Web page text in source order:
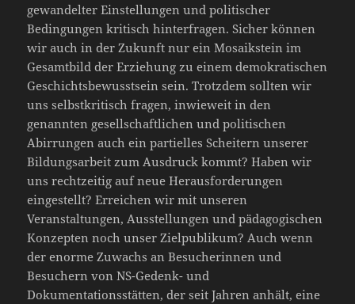
gewandelter Einstellungen und politischer
Bedingungen kritisch hinterfragen. Sicher können
wir auch in der Zukunft nur ein Mosaikstein im
Gesamtbild der Erziehung zu einem demokratischen
Geschichtsbewusstsein sein. Trotzdem sollten wir
uns selbstkritisch fragen, inwieweit in den
genannten gesellschaftlichen und politischen
Abirrungen auch ein partielles Scheitern unserer
Bildungsarbeit zum Ausdruck kommt? Haben wir
uns rechtzeitig auf neue Herausforderungen
eingestellt? Erreichen wir mit unseren
Veranstaltungen, Ausstellungen und pädagogischen
Konzepten noch unser Zielpublikum? Auch wenn
der enorme Zuwachs an Besucherinnen und
Besuchern von NS-Gedenk- und
Dokumentationsstätten, der seit Jahren anhält, eine